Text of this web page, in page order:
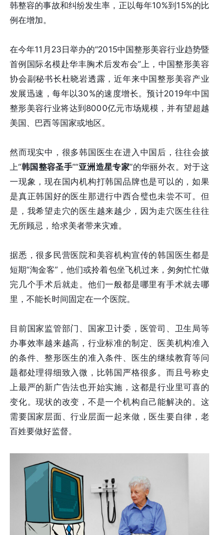
韩整容的事故和纠纷发生率，正以每年10%到15%的比
例在增加。
在今年11月23日举办的“2015中国整形美容行业趋势暨
首例国际名模赴华丰胸术后发布会”上，中国整形美容
协会副秘书长杜晓岩透露，近年来中国整形美容产业
发展迅速，每年以30%的速度增长。预计2019年中国
整形美容行业将达到8000亿元市场规模，并有望超越
美国、巴西等国家或地区。
然而现实中，很多韩国医生在进入中国后，往往会披
上“韩国整容圣手”“亚洲造星专家”的华丽外衣。对于这
一现象，现在国内机构打韩国品牌也是可以的，如果
是真正韩国好的医生那进行中西合璧也未尝不可。但
是，我希望走穴的医生越来越少，因为走穴医生往往
无所顾忌，给求美者带来灾难。
据悉，很多民营医院和美容机构宣传的韩国医生都是
短期“淘金客”，他们或拎着包坐飞机过来，匆匆忙忙做
完几个手术后就走。他们一般都是哪里有手术就去哪
里，不能长时间固定在一个医院。
目前国家监管部门、国家卫计委，医管司、卫生局等
办事效率越来越高，行业标准的制定、医美机构准入
的条件、整形医生的准入条件、医生的继续教育等问
题都处理得细致入微，比韩国严格很多。而且号称史
上最严的新广告法也开始实施，这都是行业里可喜的
变化。现状的改变，不是一个机构自己能解决的。这
需要国家层面、行业层面一起来做，医生要自律，老
百姓要做好监督。